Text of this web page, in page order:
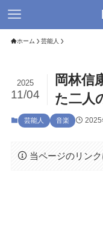
ホーム 芸能人
岡林信
た二人
2025
11/04
芸能人 音楽 2025
当ページのリン